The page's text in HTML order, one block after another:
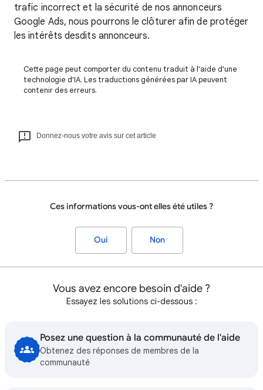
trafic incorrect et la sécurité de nos annonceurs
Google Ads, nous pourrons le clôturer afin de protéger
les intérêts desdits annonceurs.
Cette page peut comporter du contenu traduit à l'aide d'une
technologie d'IA. Les traductions générées par IA peuvent
contenir des erreurs.
Donnez-nous votre avis sur cet article
Ces informations vous-ont elles été utiles ?
Oui Non
Vous avez encore besoin d'aide ?
Essayez les solutions ci-dessous :
Posez une question à la communauté de l'aide
Obtenez des réponses de membres de la
communauté